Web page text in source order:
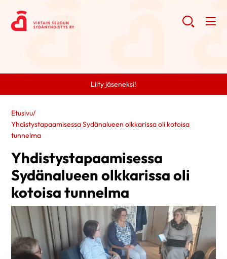
Liity jäseneksi!
Etusivu/
Yhdistystapaamisessa Sydänalueen olkkarissa oli kotoisa
tunnelma
Yhdistystapaamisessa
Sydänalueen olkkarissa oli
kotoisa tunnelma